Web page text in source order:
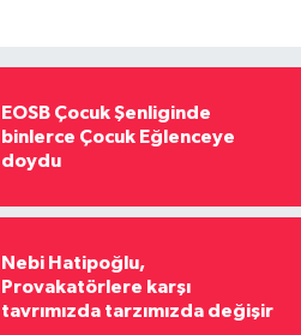
EOSB Çocuk Şenliginde
binlerce Çocuk Eğlenceye
doydu
Nebi Hatipoğlu,
Provakatörlere karşı
tavrımızda tarzımızda değişir